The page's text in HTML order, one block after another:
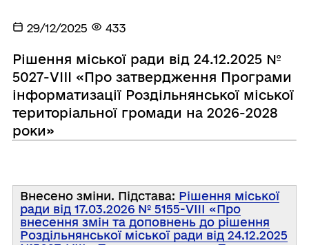
29/12/2025 433
Рішення міської ради від 24.12.2025 №
5027-VIII «Про затвердження Програми
інформатизації Роздільнянської міської
територіальної громади на 2026-2028
роки»
Внесено зміни. Підстава: Рішення міської
ради від 17.03.2026 № 5155-VIIІ «Про
внесення змін та доповнень до рішення
Роздільнянської міської ради від 24.12.2025